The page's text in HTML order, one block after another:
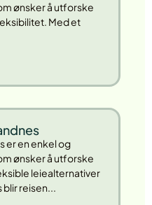
ønsker å utforske
Med et
er en enkel og
ønsker å utforske
leiealternativer
reisen...